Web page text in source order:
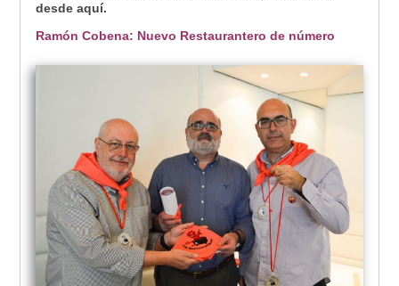
desde aquí.
Ramón Cobena: Nuevo Restaurantero de número